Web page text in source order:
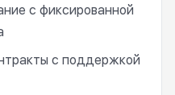
с фиксированной
с поддержкой